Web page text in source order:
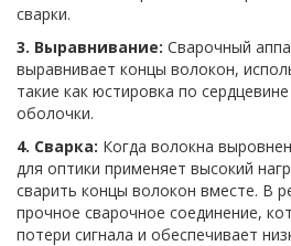
сварки.
3. Выравнивание: Сварочный
выравнивает концы волокон,
такие как юстировка по
оболочки.
4. Сварка: Когда волокна
для оптики применяет высокий
сварить концы волокон вместе. В
прочное сварочное соединение,
потери сигнала и обеспечивает